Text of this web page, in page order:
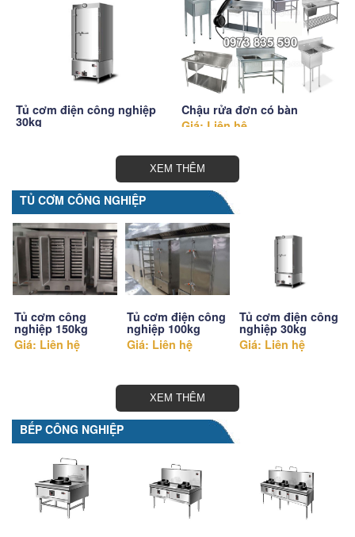
Chậu rửa đơn có bàn
Giá: Liên hệ
Chậu rửa đôi Inox có bàn
XEM THÊM
TỦ CƠM CÔNG NGHIỆP
Tủ cơm công
nghiệp 150kg
Giá: Liên hệ
Tủ cơm điện công
nghiệp 100kg
Giá: Liên hệ
Tủ cơm điện công
nghiệp 30kg
Giá: Liên hệ
XEM THÊM
BẾP CÔNG NGHIỆP